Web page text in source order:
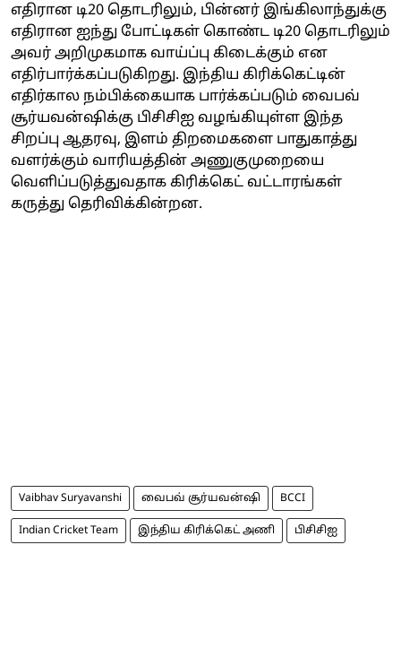
எதிரான டி20 தொடரிலும், பின்னர் இங்கிலாந்துக்கு
எதிரான ஐந்து போட்டிகள் கொண்ட டி20 தொடரிலும்
அவர் அறிமுகமாக வாய்ப்பு கிடைக்கும் என
எதிர்பார்க்கப்படுகிறது. இந்திய கிரிக்கெட்டின்
எதிர்கால நம்பிக்கையாக பார்க்கப்படும் வைபவ்
சூர்யவன்ஷிக்கு பிசிசிஐ வழங்கியுள்ள இந்த
சிறப்பு ஆதரவு, இளம் திறமைகளை பாதுகாத்து
வளர்க்கும் வாரியத்தின் அணுகுமுறையை
வெளிப்படுத்துவதாக கிரிக்கெட் வட்டாரங்கள்
கருத்து தெரிவிக்கின்றன.
Vaibhav Suryavanshi வைபவ் சூர்யவன்ஷி BCCI
Indian Cricket Team இந்திய கிரிக்கெட் அணி பிசிசிஐ